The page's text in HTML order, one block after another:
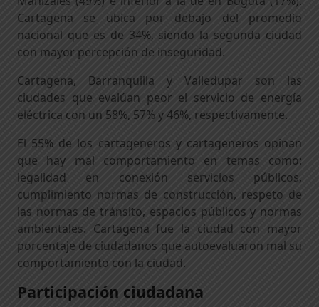
Cartagena se ubica por debajo del promedio
nacional que es de 34%, siendo la segunda ciudad
con mayor percepción de inseguridad.
Cartagena, Barranquilla y Valledupar son las
ciudades que evalúan peor el servicio de energía
eléctrica con un 58%, 57% y 46%, respectivamente.
El 55% de los cartageneros y cartageneros opinan
que hay mal comportamiento en temas como:
legalidad en conexión servicios públicos,
cumplimiento normas de construcción, respeto de
las normas de tránsito, espacios públicos y normas
ambientales. Cartagena fue la ciudad con mayor
porcentaje de ciudadanos que autoevaluaron mal su
comportamiento con la ciudad.
Participación ciudadana